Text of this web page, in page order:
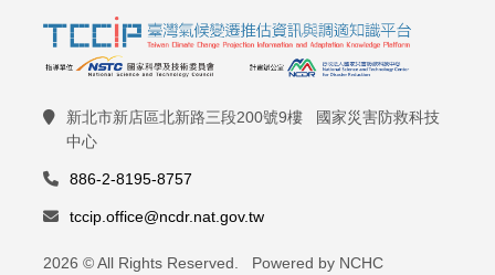
新北市新店區北新路三段200號9樓 國家災害防救科技
中心
886-2-8195-8757
tccip.office@ncdr.nat.gov.tw
2026 © All Rights Reserved. Powered by NCHC